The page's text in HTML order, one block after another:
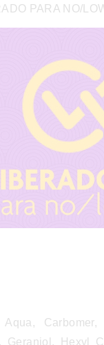
PARA NO/
Aqua,
Geraniol, Hexyl